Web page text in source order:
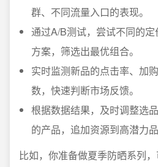
群、不同流量入口的表现。
通过A/B测试，尝试不同的
方案，筛选出最优组合。
实时监测新品的点击率、加
数，快速判断市场反馈。
根据数据结果，及时调整选
的产品，追加资源到高潜力品
比如，你准备做夏季防晒系列